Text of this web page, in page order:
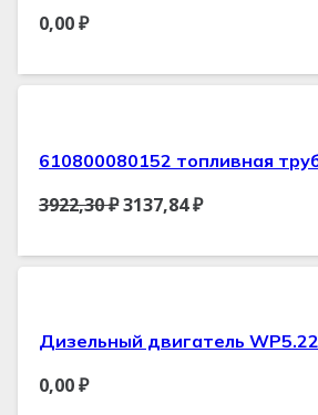
0,00₽
610800080152 топливная
3922,30₽3137,84₽
Дизельный двигатель
0,00₽